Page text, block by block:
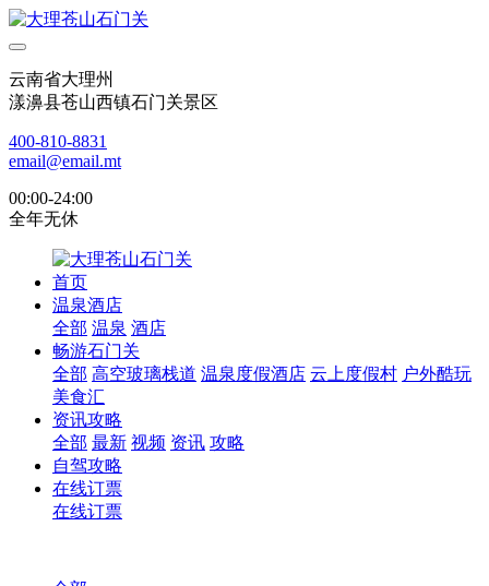
云南省大理州
漾濞县苍山西镇石门关景区
400-810-8831
email@email.mt
00:00-24:00
全年无休
首页
温泉酒店
全部 温泉 酒店
畅游石门关
全部 高空玻璃栈道 温泉度假酒店 云上度假村 户外酷玩
美食汇
资讯攻略
全部 最新 视频 资讯 攻略
自驾攻略
在线订票
在线订票